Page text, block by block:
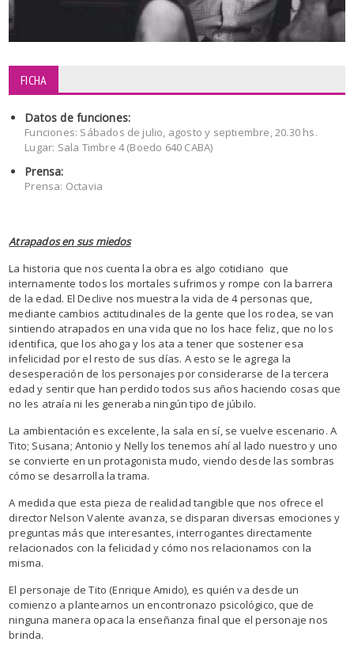
FICHA
Datos de funciones:
Funciones: Sábados de julio, agosto y septiembre, 20.30 hs.
Lugar: Sala Timbre 4 (Boedo 640 CABA)
Prensa:
Prensa: Octavia
Atrapados en sus miedos
La historia que nos cuenta la obra es algo cotidiano que
internamente todos los mortales sufrimos y rompe con la barrera
de la edad. El Declive nos muestra la vida de 4 personas que,
mediante cambios actitudinales de la gente que los rodea, se van
sintiendo atrapados en una vida que no los hace feliz, que no los
identifica, que los ahoga y los ata a tener que sostener esa
infelicidad por el resto de sus días. A esto se le agrega la
desesperación de los personajes por considerarse de la tercera
edad y sentir que han perdido todos sus años haciendo cosas que
no les atraía ni les generaba ningún tipo de júbilo.
La ambientación es excelente, la sala en sí, se vuelve escenario. A
Tito; Susana; Antonio y Nelly los tenemos ahí al lado nuestro y uno
se convierte en un protagonista mudo, viendo desde las sombras
cómo se desarrolla la trama.
A medida que esta pieza de realidad tangible que nos ofrece el
director Nelson Valente avanza, se disparan diversas emociones y
preguntas más que interesantes, interrogantes directamente
relacionados con la felicidad y cómo nos relacionamos con la
misma.
El personaje de Tito (Enrique Amido), es quién va desde un
comienzo a plantearnos un encontronazo psicológico, que de
ninguna manera opaca la enseñanza final que el personaje nos
brinda.